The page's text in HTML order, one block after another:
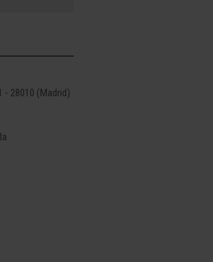
- 28010 (Madrid)